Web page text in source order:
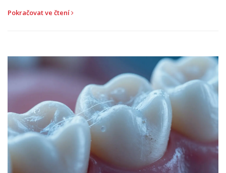
Pokračovat ve čtení